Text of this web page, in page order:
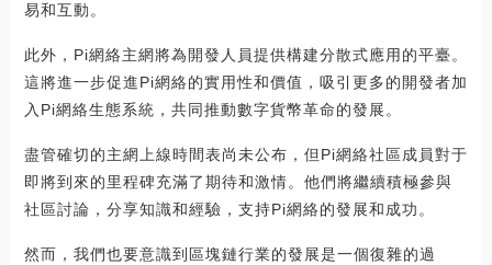
易和互動。
此外，Pi網絡主網將為開發人員提供構建分散式應用的平臺。
這將進一步促進Pi網絡的實用性和價值，吸引更多的開發者加
入Pi網絡生態系統，共同推動數字貨幣革命的發展。
盡管確切的主網上線時間表尚未公布，但Pi網絡社區成員對于
即將到來的里程碑充滿了期待和激情。他們將繼續積極參與
社區討論，分享知識和經驗，支持Pi網絡的發展和成功。
然而，我們也要意識到區塊鏈行業的發展是一個復雜的過